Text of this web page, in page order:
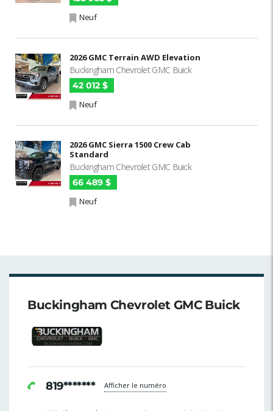
Neuf
2026 GMC Terrain AWD Elevation
Buckingham Chevrolet GMC Buick
42 012 $
Neuf
2026 GMC Sierra 1500 Crew Cab
Standard
Buckingham Chevrolet GMC Buick
66 489 $
Neuf
Buckingham Chevrolet GMC Buick
819******* Afficher le numéro